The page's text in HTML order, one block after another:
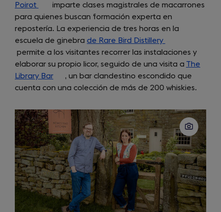
tab)
Poirot
(opens
in
a
new
tab)
imparte clases magistrales de macarrones
para quienes buscan formación experta en
repostería. La experiencia de tres horas en la
escuela de ginebra de Rare Bird Distillery
in
a
new
tab)
permite a los visitantes recorrer las instalaciones y
elaborar su propio licor, seguido de una visita a The
Library Bar (opens
in
new
tab)
, un bar clandestino escondido que
cuenta con una colección de más de 200 whiskies.